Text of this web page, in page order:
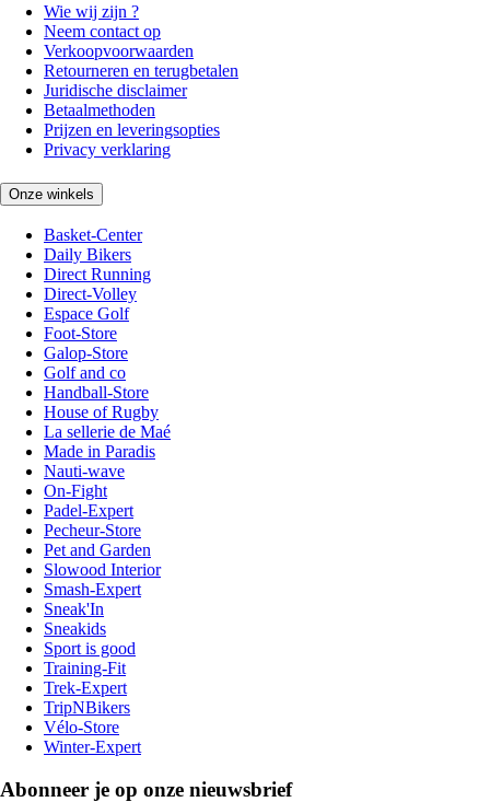
Wie wij zijn ?
Neem contact op
Verkoopvoorwaarden
Retourneren en terugbetalen
Juridische disclaimer
Betaalmethoden
Prijzen en leveringsopties
Privacy verklaring
Onze winkels
Basket-Center
Daily Bikers
Direct Running
Direct-Volley
Espace Golf
Foot-Store
Galop-Store
Golf and co
Handball-Store
House of Rugby
La sellerie de Maé
Made in Paradis
Nauti-wave
On-Fight
Padel-Expert
Pecheur-Store
Pet and Garden
Slowood Interior
Smash-Expert
Sneak'In
Sneakids
Sport is good
Training-Fit
Trek-Expert
TripNBikers
Vélo-Store
Winter-Expert
Abonneer je op onze nieuwsbrief